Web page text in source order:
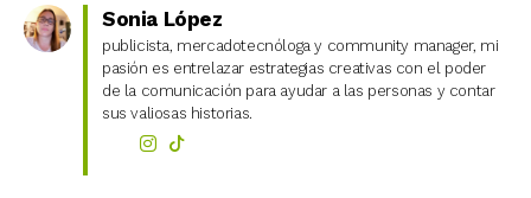
Sonia López
publicista, mercadotecnóloga y community manager, mi
pasión es entrelazar estrategias creativas con el poder
de la comunicación para ayudar a las personas y contar
sus valiosas historias.